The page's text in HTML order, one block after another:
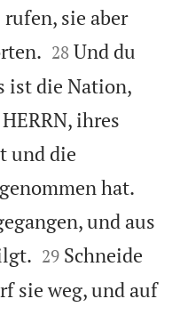
sie aber


28 Und du
ist die Nation,
ihres
und die
hat.
und aus


29 Schneide
sie weg, und auf